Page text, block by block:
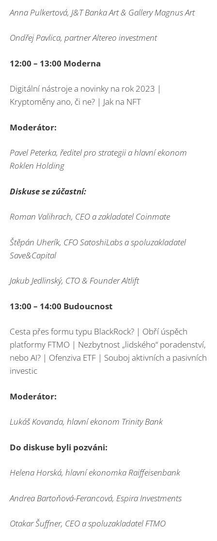
Anna Pulkertová, J&T Banka Art & Gallery Magnus Art
Ondřej Pavlica, partner Altereo investment
12:00 – 13:00 Moderna
Digitální nástroje a novinky na rok 2023 |
Kryptoměny ano, či ne? | Jak na NFT
Moderátor:
Pavel Peterka, ředitel pro strategii a hlavní ekonom
Roklen Holding
Diskuse se zúčastní:
Roman Valihrach, CEO a zakladatel Coinmate
Štěpán Uherík, CFO SatoshiLabs a spoluzakladatel
Save&Capital
Jakub Jedlinský, CTO & Founder Altlift
13:00 – 14:00 Budoucnost
Cesta přes formu typu BlackRock? | Obří úspěch
platformy FTMO | Nezbytnost „lidského“ poradenství,
nebo AI? | Ofenziva ETF | Souboj aktivních a pasivních
investic
Moderátor:
Lukáš Kovanda, hlavní ekonom Trinity Bank
Do diskuse byli pozváni:
Helena Horská, hlavní ekonomka Raiffeisenbank
Andrea Bartoňová-Ferancová, Espira Investments
Otakar Šuffner, CEO a spoluzakladatel FTMO